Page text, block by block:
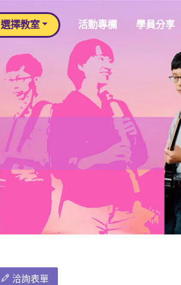
選擇教室 活動專欄 學員分享
洽詢表單